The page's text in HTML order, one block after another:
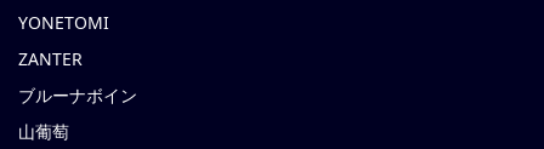
YONETOMI
ZANTER
ブルーナボイン
山葡萄